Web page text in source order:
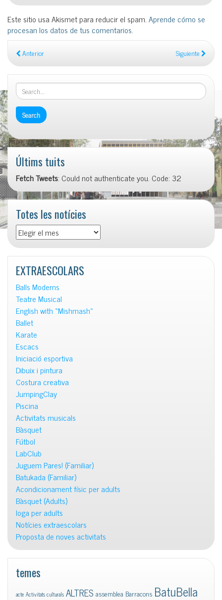
Este sitio usa Akismet para reducir el spam.Aprende cómo se
procesan los datos de tus comentarios.
Anterior Siguiente
Últims tuits
Fetch Tweets: Could not authenticate you. Code: 32
Totes les notícies
Totes
les
notícies
EXTRAESCOLARS
Balls Moderns
Teatre Musical
English with «Mishmash»
Ballet
Karate
Escacs
Iniciació esportiva
Dibuix i pintura
Costura creativa
JumpingClay
Piscina
Activitats musicals
Bàsquet
Fútbol
LabClub
Juguem Pares! (Familiar)
Batukada (Familiar)
Acondicionament físic per adults
Bàsquet (Adults)
Ioga per adults
Notícies extraescolars
Proposta de noves activitats
temes
acte Activitats culturals ALTRES assemblea Barracons BatuBella